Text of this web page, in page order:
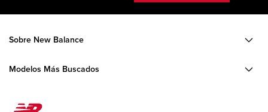
Sobre New Balance
Modelos Más Buscados